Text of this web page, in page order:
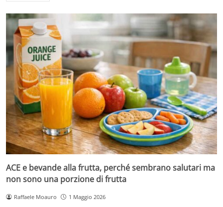
ACE e bevande alla frutta, perché sembrano salutari ma
non sono una porzione di frutta
Raffaele Moauro 1 Maggio 2026